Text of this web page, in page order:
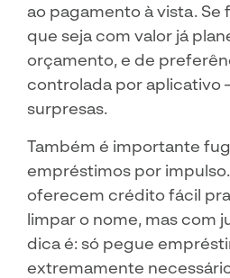
ao pagamento à vista. Se
que seja com valor já
orçamento, e de
controlada por aplicativo
surpresas.
Também é importante
empréstimos por
oferecem crédito fácil
limpar o nome, mas com
dica é: só pegue
extremamente